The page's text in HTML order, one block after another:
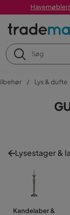
Lys & dufte
Lysestager &
Kandelaber &